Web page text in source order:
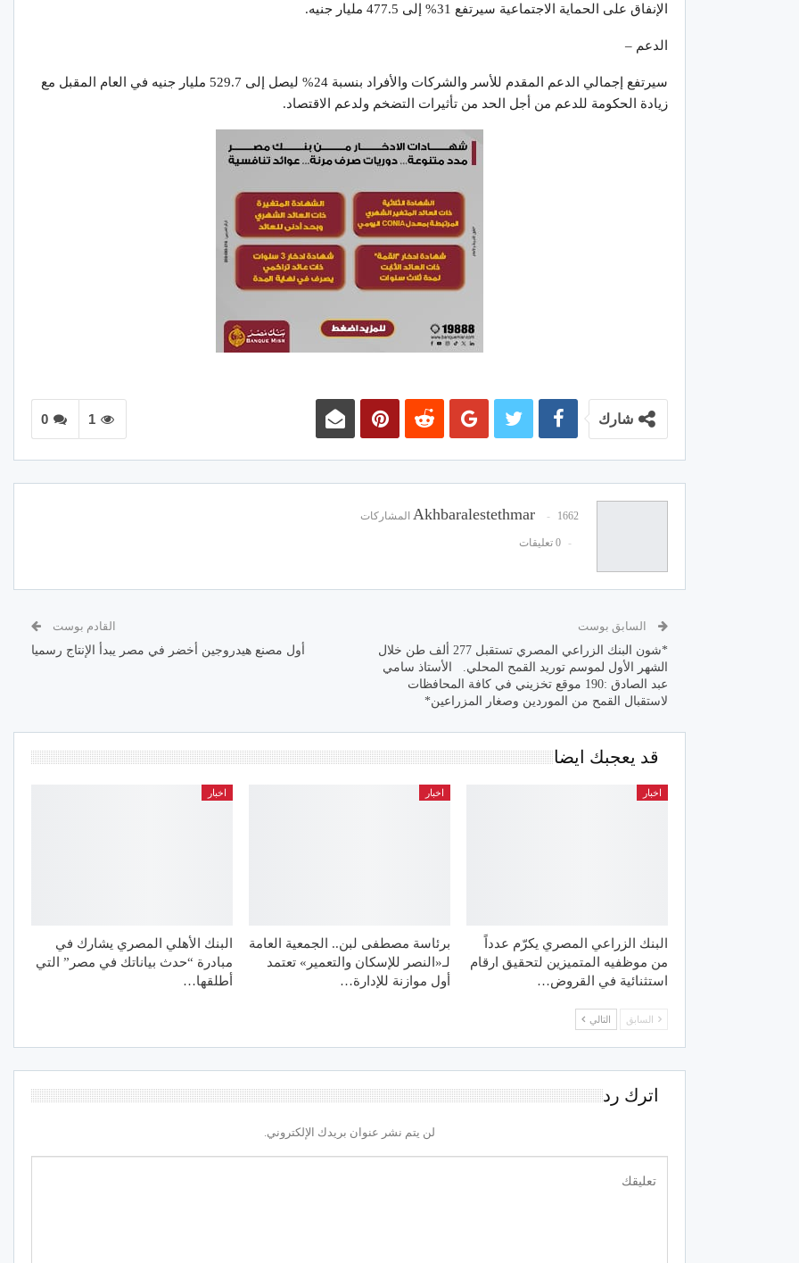
الإنفاق على الحماية الاجتماعية سيرتفع 31% إلى 477.5 مليار جنيه.
الدعم –
سيرتفع إجمالي الدعم المقدم للأسر والشركات والأفراد بنسبة 24% ليصل إلى 529.7 مليار جنيه في العام المقبل مع
زيادة الحكومة للدعم من أجل الحد من تأثيرات التضخم ولدعم الاقتصاد.
0 1 شارك
Akhbaralestethmar 1662 المشاركات
0 تعليقات
السابق بوست
*شون البنك الزراعي المصري تستقبل 277 ألف طن خلال
الشهر الأول لموسم توريد القمح المحلي. الأستاذ سامي
عبد الصادق :190 موقع تخزيني في كافة المحافظات
لاستقبال القمح من الموردين وصغار المزراعين*
القادم بوست
أول مصنع هيدروجين أخضر في مصر يبدأ الإنتاج رسميا
قد يعجبك ايضا
اخبار
البنك الزراعي المصري يكرّم عدداً
من موظفيه المتميزين لتحقيق ارقام
استثنائية في القروض…
اخبار
برئاسة مصطفى لبن.. الجمعية العامة
لـ«النصر للإسكان والتعمير» تعتمد
أول موازنة للإدارة…
اخبار
البنك الأهلي المصري يشارك في
مبادرة “حدث بياناتك في مصر” التي
أطلقها…
السابق التالي
اترك رد
لن يتم نشر عنوان بريدك الإلكتروني.